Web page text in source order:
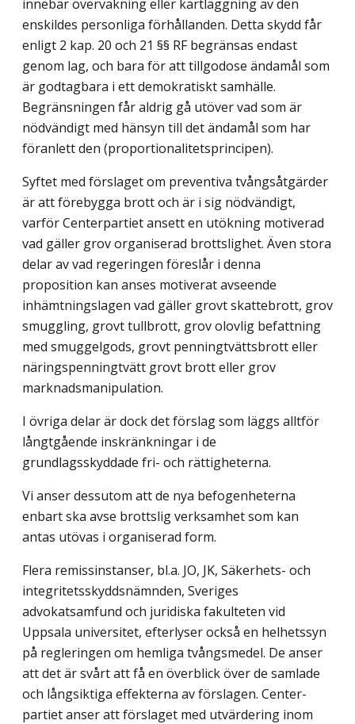
innebär över­vakning eller kartläggning av den
enskildes personliga förhållanden. Detta skydd får
enligt 2 kap. 20 och 21 §§ RF begränsas endast
genom lag, och bara för att tillgodose ändamål som
är godtagbara i ett demokratiskt samhälle.
Begränsningen får aldrig gå utöver vad som är
nödvändigt med hänsyn till det ändamål som har
föranlett den (proportionalitetsprincipen).
Syftet med förslaget om preventiva tvångsåtgärder
är att förebygga brott och är i sig nödvändigt,
varför Centerpartiet ansett en utökning motiverad
vad gäller grov organiserad brottslighet. Även stora
delar av vad regeringen föreslår i denna
proposition kan anses motiverat avseende
inhämtningslagen vad gäller grovt skattebrott, grov
smuggling, grovt tullbrott, grov olovlig befattning
med smuggelgods, grovt penningtvättsbrott eller
näringspenningtvätt grovt brott eller grov
marknadsmanipulation.
I övriga delar är dock det förslag som läggs alltför
långtgående inskränkningar i de
grundlagsskyddade fri- och rättigheterna.
Vi anser dessutom att de nya befogenheterna
enbart ska avse brottslig verksamhet som kan
antas utövas i organiserad form.
Flera remissinstanser, bl.a. JO, JK, Säkerhets- och
integritetsskyddsnämnden, Sveriges
advokatsamfund och juridiska fakulteten vid
Uppsala universitet, efterlyser också en helhetssyn
på regleringen om hemliga tvångsmedel. De anser
att det är svårt att få en överblick över de samlade
och långsiktiga effekterna av förslagen. Center­
partiet anser att förslaget med utvärdering inom